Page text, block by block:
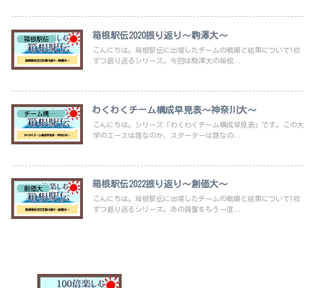
箱根駅伝 箱根駅伝2020振り返り～駒澤大～
こんにちは。箱根駅伝に出場したチームの戦略と結果について1校
ずつ振り返るシリーズ。今回は駒澤大の箱根...
チーム構成早見表 わくわくチーム構成早見表～神奈川大～
こんにちは。シリーズ「わくわくチーム構成早見表」です。この大
学のエースは誰なのか、スターターは誰なの...
創価大 箱根駅伝2022振り返り～創価大～
こんにちは。箱根駅伝に出場したチームの戦略と結果について1校
ずつ振り返るシリーズ。あの興奮をもう一度...